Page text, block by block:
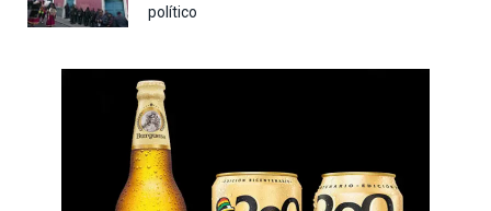
político